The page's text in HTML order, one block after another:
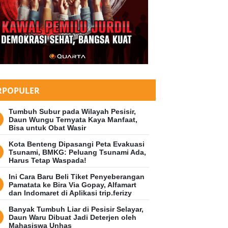
Tumbuh Subur pada Wilayah Pesisir,
Daun Wungu Ternyata Kaya Manfaat,
Bisa untuk Obat Wasir
Kota Benteng Dipasangi Peta Evakuasi
Tsunami, BMKG: Peluang Tsunami Ada,
Harus Tetap Waspada!
Ini Cara Baru Beli Tiket Penyeberangan
Pamatata ke Bira Via Gopay, Alfamart
dan Indomaret di Aplikasi trip.ferizy
Banyak Tumbuh Liar di Pesisir Selayar,
Daun Waru Dibuat Jadi Deterjen oleh
Mahasiswa Unhas